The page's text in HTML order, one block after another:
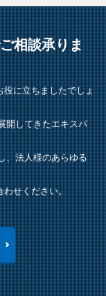
相談承りま
に立ちましたでしょ
開してきたエキスパ
、法人様のあらゆる
わせください。